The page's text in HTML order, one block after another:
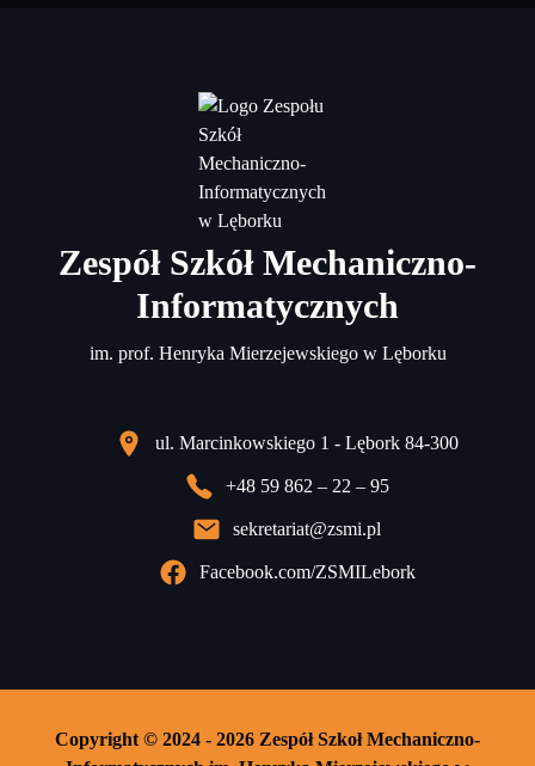
Zespół Szkół Mechaniczno-
Informatycznych
im. prof. Henryka Mierzejewskiego w Lęborku
ul. Marcinkowskiego 1 - Lębork 84-300
+48 59 862 – 22 – 95
sekretariat@zsmi.pl
Facebook.com/ZSMILebork
Copyright © 2024 - 2026 Zespół Szkoł Mechaniczno-